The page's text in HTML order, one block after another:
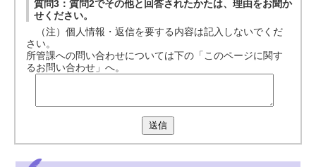
質問3：質問2でその他と回答されたかたは、理由をお聞か
せください。
（注）個人情報・返信を要する内容は記入しないでくだ
さい。
所管課への問い合わせについては下の「このページに関す
るお問い合わせ」へ。
送信